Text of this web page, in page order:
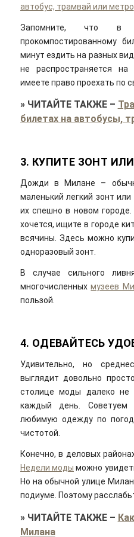
автобус, трамвай или метро
Запомните, что в
прокомпостированному
минут ездить на разных
не распространяется
имеете право проехать по
» ЧИТАЙТЕ ТАКЖЕ–
билетах на автобусы,
3. КУПИТЕ ЗОНТ
Дожди в Милане –
маленький легкий зонт
их спешно в новом
хочется, ищите в городе
всячины. Здесь можно
одноразовый зонт.
В случае сильного
многочисленныхмузеев
пользой.
4. ОДЕВАЙТЕСЬ
Удивительно, но
выглядит довольно
столице моды далеко не
каждый день.
любимую одежду по
чистотой.
Конечно, в деловых
Недели моды можно
Но на обычной улице
подиуме. Поэтому
» ЧИТАЙТЕ ТАКЖЕ–
Милана